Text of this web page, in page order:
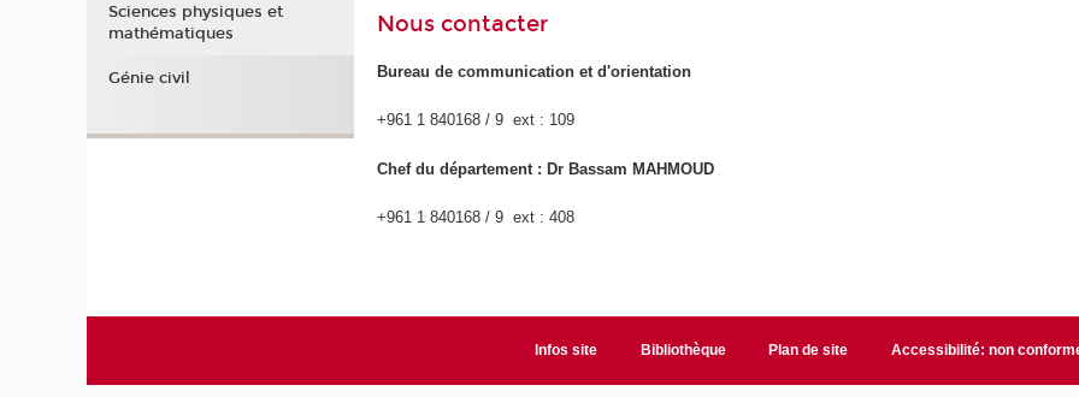
Nous contacter
Bureau de communication et d'orientation
+961 1 840168 / 9 ext : 109
Chef du département : Dr Bassam MAHMOUD
+961 1 840168 / 9 ext : 408
Sciences physiques et
mathématiques
Génie civil
Infos site Bibliothèque Plan de site Accessibilité: non